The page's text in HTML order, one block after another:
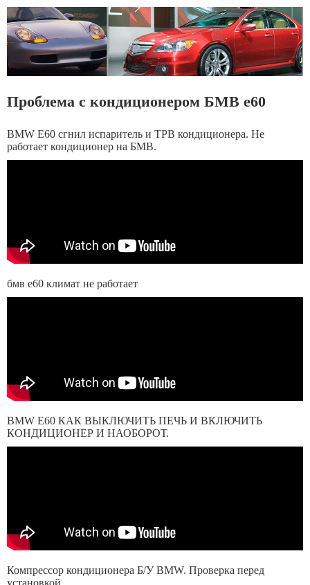
Проблема с кондиционером БМВ е60
BMW E60 сгнил испаритель и ТРВ кондиционера. Не
работает кондиционер на БМВ.
бмв е60 климат не работает
BMW E60 КАК ВЫКЛЮЧИТЬ ПЕЧЬ И ВКЛЮЧИТЬ
КОНДИЦИОНЕР И НАОБОРОТ.
Компрессор кондиционера Б/У BMW. Проверка перед
установкой.